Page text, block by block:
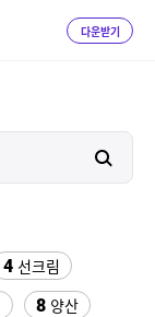
다운받기
4 선크림
8 양산